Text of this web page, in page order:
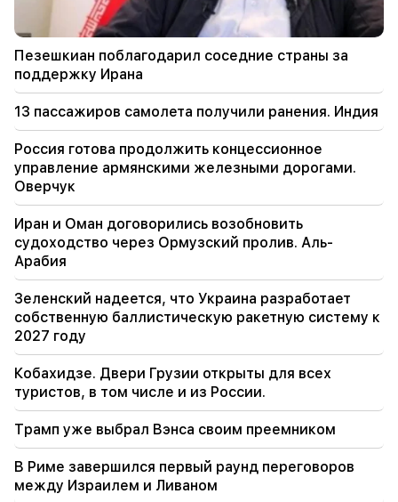
«Иннаду» Кочаряна, Саргсяна, Тер-
Петросяна. это правительство ничего не
делает для страны (видео)
Новое обвинение против Гагика Царукяна.
19:37 Важный
Свободу всем армянам в бакинских тюрьмах.
Абрамян
19:28 Важный
Под Вашим руководством правительство РА
продолжит играть конструктивную роль в
обеспечении мира в регионе. Гутерриш –
Пашиняну
18:35
Россия готова продолжить концессионное
управление армянскими железными
дорогами. Оверчук
18:21
Вызывают тревогу необоснованные
ограничения экспорта армянской продукции
Пезешкиан поблагодарил соседние страны за
поддержку Ирана
13 пассажиров самолета получили ранения. Индия
Россия готова продолжить концессионное
управление армянскими железными дорогами.
Оверчук
Иран и Оман договорились возобновить
судоходство через Ормузский пролив. Аль-
Арабия
Зеленский надеется, что Украина разработает
собственную баллистическую ракетную систему к
2027 году
Кобахидзе. Двери Грузии открыты для всех
туристов, в том числе и из России.
Трамп уже выбрал Вэнса своим преемником
В Риме завершился первый раунд переговоров
между Израилем и Ливаном